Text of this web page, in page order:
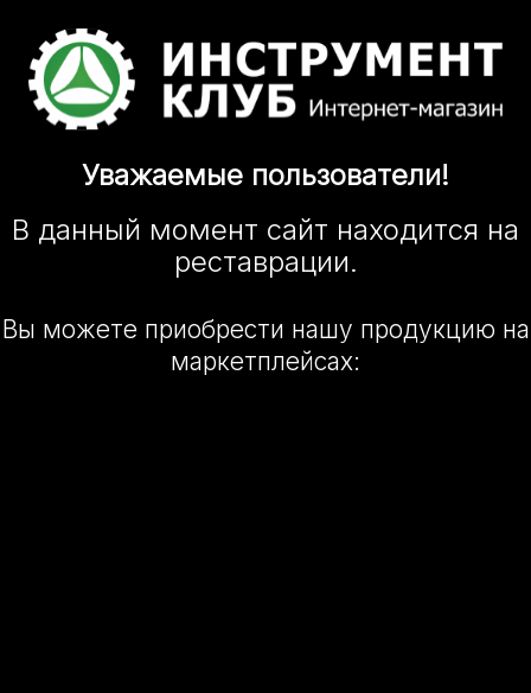
Уважаемые пользователи!
В данный момент сайт находится на
реставрации.
Вы можете приобрести нашу продукцию на
маркетплейсах: